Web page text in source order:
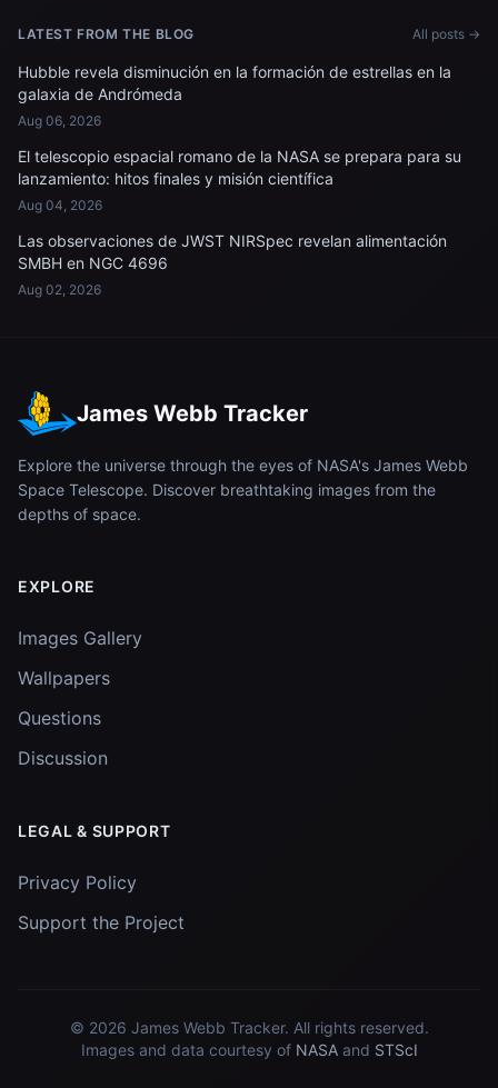
LATEST FROM THE BLOG All posts →
Hubble revela disminución en la formación de estrellas en la
galaxia de Andrómeda
Aug 06, 2026
El telescopio espacial romano de la NASA se prepara para su
lanzamiento: hitos finales y misión científica
Aug 04, 2026
Las observaciones de JWST NIRSpec revelan alimentación
SMBH en NGC 4696
Aug 02, 2026
James Webb Tracker
Explore the universe through the eyes of NASA's James Webb
Space Telescope. Discover breathtaking images from the
depths of space.
EXPLORE
Images Gallery
Wallpapers
Questions
Discussion
LEGAL & SUPPORT
Privacy Policy
Support the Project
© 2026 James Webb Tracker. All rights reserved.
Images and data courtesy of NASAand STScI